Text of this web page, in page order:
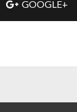
GOOGLE+